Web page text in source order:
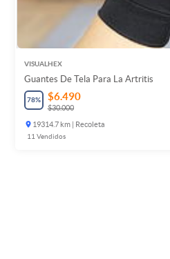
VISUALHEX
Guantes De Tela Para La Artritis
78% $6.490
$30.000
19314.7 km | Recoleta
11 Vendidos